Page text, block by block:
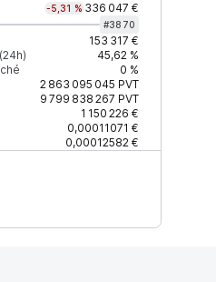
-5,31 % 336 047 €
#3870
153 317 €
45,62 %
0 %
2 863 095 045 PVT
9 799 838 267 PVT
1 150 226 €
0,00011071 €
0,00012582 €
Mis à jour